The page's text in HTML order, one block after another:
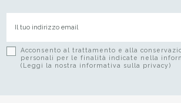
Acconsento al trattamento e alla
personali per le finalità indicate nella
(Leggi la nostra informativa sulla privacy)